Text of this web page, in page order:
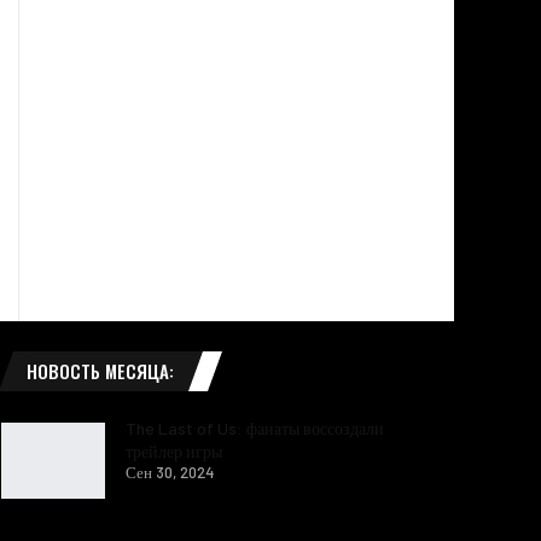
НОВОСТЬ МЕСЯЦА:
Сен 30, 2024